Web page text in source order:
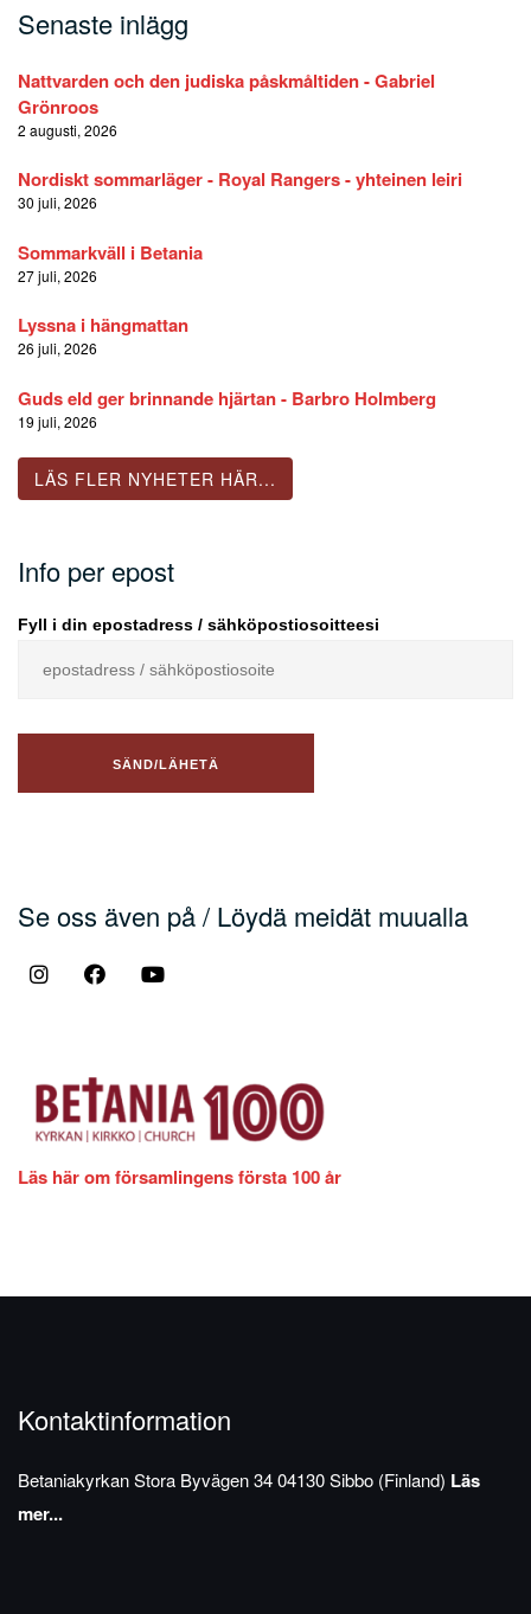
Senaste inlägg
Nattvarden och den judiska påskmåltiden - Gabriel
Grönroos
2 augusti, 2026
Nordiskt sommarläger - Royal Rangers - yhteinen leiri
30 juli, 2026
Sommarkväll i Betania
27 juli, 2026
Lyssna i hängmattan
26 juli, 2026
Guds eld ger brinnande hjärtan - Barbro Holmberg
19 juli, 2026
LÄS FLER NYHETER HÄR...
Info per epost
Fyll i din epostadress / sähköpostiosoitteesi
Se oss även på / Löydä meidät muualla
Läs här om församlingens första 100 år
Kontaktinformation
BetaniakyrkanStora Byvägen 3404130 Sibbo (Finland) Läs
mer...